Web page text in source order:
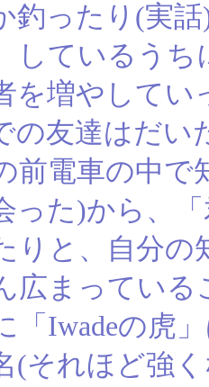
釣ったり(実
しているう
を増やしてい
の友達はだい
前電車の中で
った)から、
りと、自分の
広まってい
「Iwadeの虎
(それほど強